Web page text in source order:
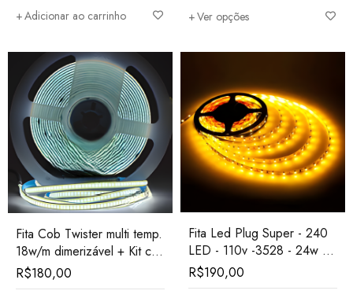
Adicionar ao carrinho Ver opções
Fita Cob Twister multi temp.
18w/m dimerizável + Kit c/
controle touch - 12v - IP20
- 5mts
R$180,00
Fita Led Plug Super - 240
LED - 110v -3528 - 24w -
10m
R$190,00